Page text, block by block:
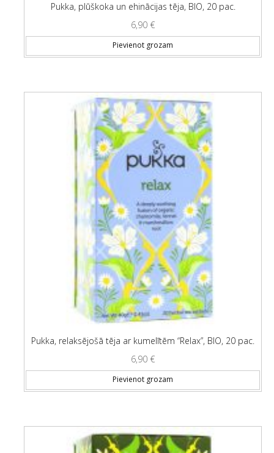
Pukka, plūškoka un ehinācijas tēja, BIO, 20 pac.
6,90 €
Pievienot grozam
Pukka, relaksējošā tēja ar kumelītēm “Relax”, BIO, 20 pac.
6,90 €
Pievienot grozam